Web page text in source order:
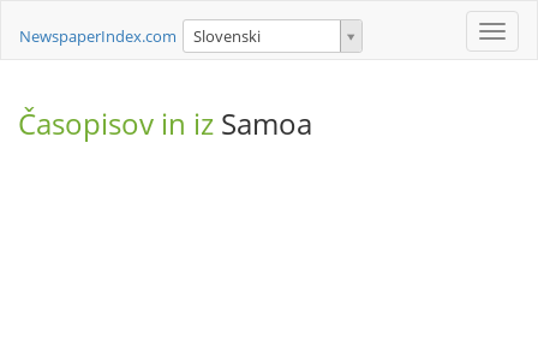
Toggle
NewspaperIndex.com Slovenski
Časopisov in iz Samoa